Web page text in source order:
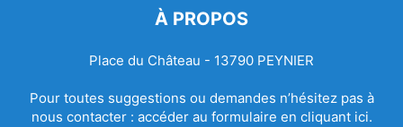
À PROPOS
Place du Château - 13790 PEYNIER
Pour toutes suggestions ou demandes n’hésitez pas à
nous contacter : accéder au formulaire en cliquant ici.